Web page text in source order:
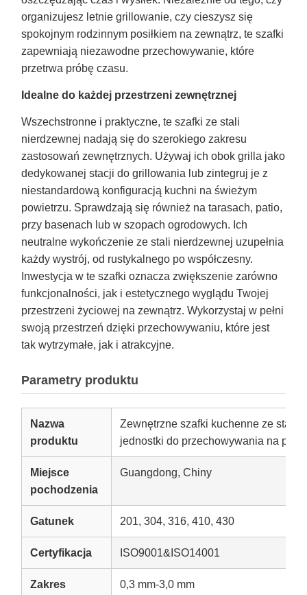
organizujesz letnie grillowanie, czy cieszysz się
spokojnym rodzinnym posiłkiem na zewnątrz, te szafki
zapewniają niezawodne przechowywanie, które
przetrwa próbę czasu.
Idealne do każdej przestrzeni zewnętrznej
Wszechstronne i praktyczne, te szafki ze stali
nierdzewnej nadają się do szerokiego zakresu
zastosowań zewnętrznych. Używaj ich obok grilla jako
dedykowanej stacji do grillowania lub zintegruj je z
niestandardową konfiguracją kuchni na świeżym
powietrzu. Sprawdzają się również na tarasach, patio,
przy basenach lub w szopach ogrodowych. Ich
neutralne wykończenie ze stali nierdzewnej uzupełnia
każdy wystrój, od rustykalnego po współczesny.
Inwestycja w te szafki oznacza zwiększenie zarówno
funkcjonalności, jak i estetycznego wyglądu Twojej
przestrzeni życiowej na zewnątrz. Wykorzystaj w pełni
swoją przestrzeń dzięki przechowywaniu, które jest
tak wytrzymałe, jak i atrakcyjne.
Parametry produktu
Nazwa
produktu
Zewnętrzne szafki kuchenne ze stali
jednostki do przechowywania na
Miejsce
pochodzenia
Guangdong, Chiny
Gatunek 201, 304, 316, 410, 430
Certyfikacja ISO9001&ISO14001
Zakres
0,3 mm-3,0 mm